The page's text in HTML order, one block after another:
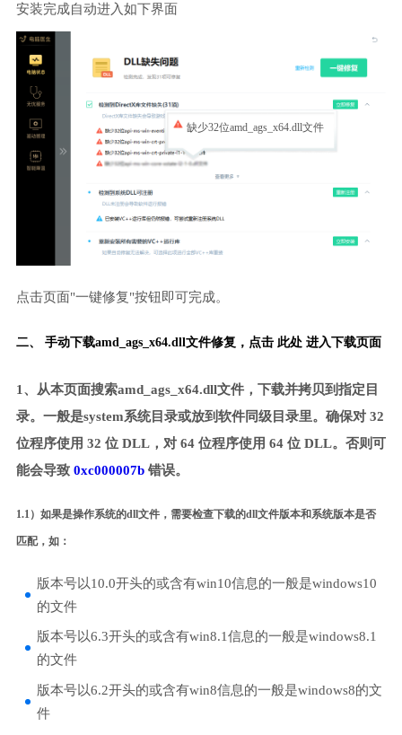
安装完成自动进入如下界面
缺少32位amd_ags_x64.dll文件
点击页面"一键修复"按钮即可完成。
二、 手动下载amd_ags_x64.dll文件修复， 点击 此处 进入下载页面
1、从本页面搜索amd_ags_x64.dll文件，下载并拷贝到指定目
录。一般是system系统目录或放到软件同级目录里。确保对 32
位程序使用 32 位 DLL，对 64 位程序使用 64 位 DLL。否则可
能会导致 0xc000007b错误。
1.1）如果是操作系统的dll文件，需要检查下载的dll文件版本和系统版本是否
匹配，如：
版本号以10.0开头的或含有win10信息的一般是windows10
的文件
版本号以6.3开头的或含有win8.1信息的一般是windows8.1
的文件
版本号以6.2开头的或含有win8信息的一般是windows8的文
件